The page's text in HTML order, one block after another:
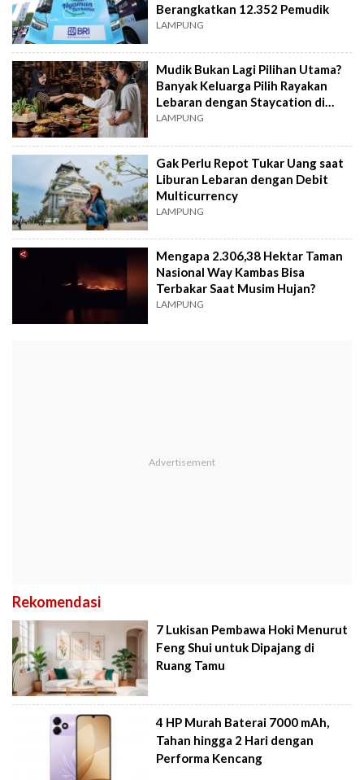
Berangkatkan 12.352 Pemudik
LAMPUNG
Mudik Bukan Lagi Pilihan Utama?
Banyak Keluarga Pilih Rayakan
Lebaran dengan Staycation di
Hotel
LAMPUNG
Gak Perlu Repot Tukar Uang saat
Liburan Lebaran dengan Debit
Multicurrency
LAMPUNG
Mengapa 2.306,38 Hektar Taman
Nasional Way Kambas Bisa
Terbakar Saat Musim Hujan?
LAMPUNG
Rekomendasi
7 Lukisan Pembawa Hoki Menurut
Feng Shui untuk Dipajang di
Ruang Tamu
4 HP Murah Baterai 7000 mAh,
Tahan hingga 2 Hari dengan
Performa Kencang